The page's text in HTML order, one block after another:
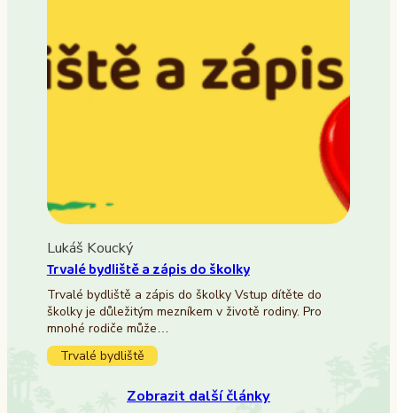
Lukáš Koucký
Trvalé bydliště a zápis do školky
Trvalé bydliště a zápis do školky Vstup dítěte do
školky je důležitým mezníkem v životě rodiny. Pro
mnohé rodiče může…
Trvalé bydliště
Zobrazit další články